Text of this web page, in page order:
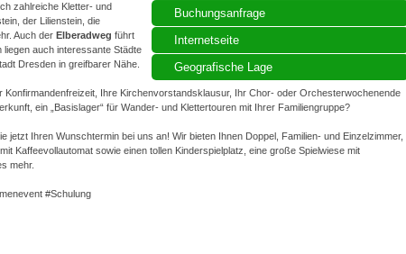
Buchungsanfrage
Internetseite
Geografische Lage
zahlreiche Kletter- und
der Lilienstein, die
Auch der Elberadweg führt
auch interessante Städte
Dresden in greifbarer Nähe.
Ihre Kirchenvorstandsklausur, Ihr Chor- oder Orchesterwochenende
ein „Basislager“ für Wander- und Klettertouren mit Ihrer Familiengruppe?
jetzt Ihren Wunschtermin bei uns an! Wir bieten Ihnen Doppel, Familien- und Einzelzimmer,
Kaffeevollautomat sowie einen tollen Kinderspielplatz, eine große Spielwiese mit
mehr.
#Schulung